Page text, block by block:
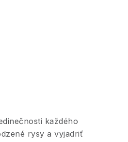
každého
rysy a vyjadriť